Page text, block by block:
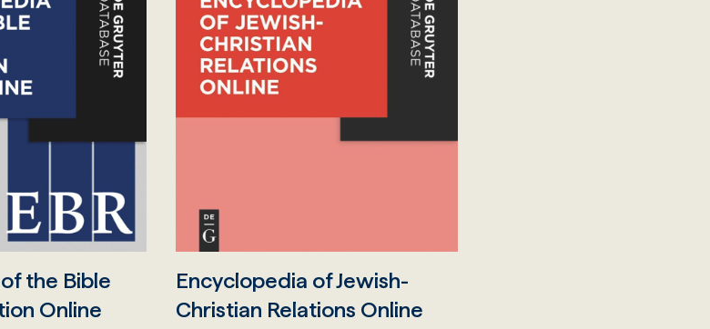
the Bible
Online
Encyclopedia of Jewish-
Christian Relations Online